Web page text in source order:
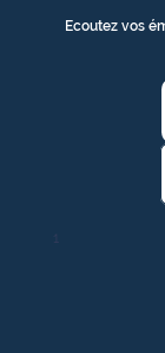
Ecoutez vos
1